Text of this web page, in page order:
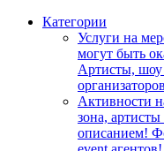
Категории
Услуги на
могут быть
Артисты, шоу
Активности
зона,
описанием!